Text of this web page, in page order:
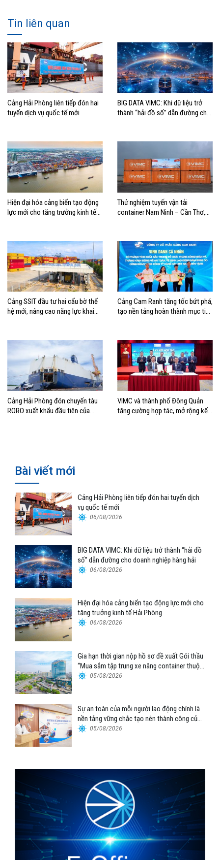
Tin liên quan
Cảng Hải Phòng liên tiếp đón hai
tuyến dịch vụ quốc tế mới
BIG DATA VIMC: Khi dữ liệu trở
thành “hải đồ số” dẫn đường cho
Hiện đại hóa cảng biển tạo động
lực mới cho tăng trưởng kinh tế
Thử nghiệm tuyến vận tải
container Nam Ninh – Cần Thơ,
Cảng SSIT đầu tư hai cẩu bờ thế
hệ mới, nâng cao năng lực khai
Cảng Cam Ranh tăng tốc bứt phá,
tạo nền tảng hoàn thành mục tiêu
Cảng Hải Phòng đón chuyến tàu
RORO xuất khẩu đầu tiên của
VIMC và thành phố Đông Quản
tăng cường hợp tác, mở rộng kết
Bài viết mới
Cảng Hải Phòng liên tiếp đón hai tuyến dịch
vụ quốc tế mới
06/08/2026
BIG DATA VIMC: Khi dữ liệu trở thành “hải đồ
số” dẫn đường cho doanh nghiệp hàng hải
06/08/2026
Hiện đại hóa cảng biển tạo động lực mới cho
tăng trưởng kinh tế Hải Phòng
06/08/2026
Gia hạn thời gian nộp hồ sơ đề xuất Gói thầu
“Mua sắm tập trung xe nâng container thuộc
Tổng công ty Hàng hải Việt Nam – CTCP”
05/08/2026
Sự an toàn của mỗi người lao động chính là
nền tảng vững chắc tạo nên thành công của
Cảng Đà Nẵng
05/08/2026